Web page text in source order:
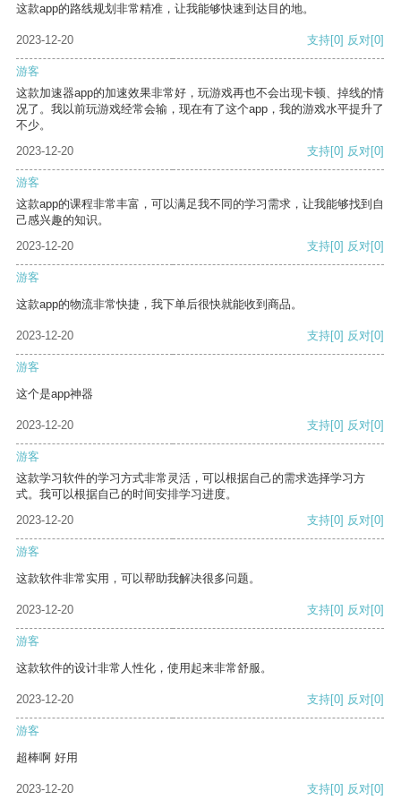
这款app的路线规划非常精准，让我能够快速到达目的地。
2023-12-20 支持[0] 反对[0]
游客
这款加速器app的加速效果非常好，玩游戏再也不会出现卡顿、掉线的情
况了。我以前玩游戏经常会输，现在有了这个app，我的游戏水平提升了
不少。
2023-12-20
支持[0] 反对[0]
游客
这款app的课程非常丰富，可以满足我不同的学习需求，让我能够找到自
己感兴趣的知识。
2023-12-20
支持[0] 反对[0]
游客
这款app的物流非常快捷，我下单后很快就能收到商品。
2023-12-20 支持[0] 反对[0]
游客
这个是app神器
2023-12-20 支持[0] 反对[0]
游客
这款学习软件的学习方式非常灵活，可以根据自己的需求选择学习方
式。我可以根据自己的时间安排学习进度。
2023-12-20
支持[0] 反对[0]
游客
这款软件非常实用，可以帮助我解决很多问题。
2023-12-20 支持[0] 反对[0]
游客
这款软件的设计非常人性化，使用起来非常舒服。
2023-12-20 支持[0] 反对[0]
游客
超棒啊 好用
2023-12-20 支持[0] 反对[0]